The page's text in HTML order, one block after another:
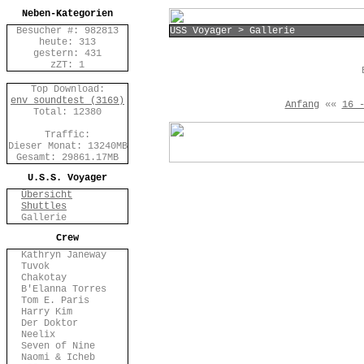
Neben-Kategorien
Besucher #: 982813
heute: 313
gestern: 431
zZT: 1
Top Download:
env_soundtest (3169)
Total: 12380
Traffic:
Dieser Monat: 13240MB
Gesamt: 29861.17MB
U.S.S. Voyager
Übersicht
Shuttles
Gallerie
Crew
Kathryn Janeway
Tuvok
Chakotay
B'Elanna Torres
Tom E. Paris
Harry Kim
Der Doktor
Neelix
Seven of Nine
Naomi & Icheb
USS Voyager > Gallerie
Anfang «« 16